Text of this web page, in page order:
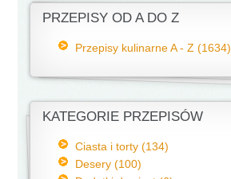
PRZEPISY OD A DO Z
Przepisy kulinarne A - Z (1634)
KATEGORIE PRZEPISÓW
Ciasta i torty (134)
Desery (100)